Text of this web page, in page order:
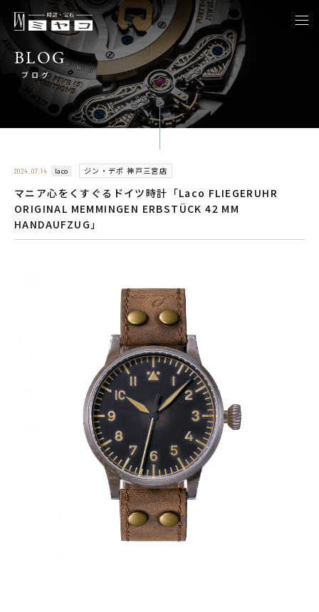
BLOG
ブログ
2024.07.14 laco ジン・デポ 神戸三宮店
マニア心をくすぐるドイツ時計「Laco FLIEGERUHR
ORIGINAL MEMMINGEN ERBSTÜCK 42 MM
HANDAUFZUG」